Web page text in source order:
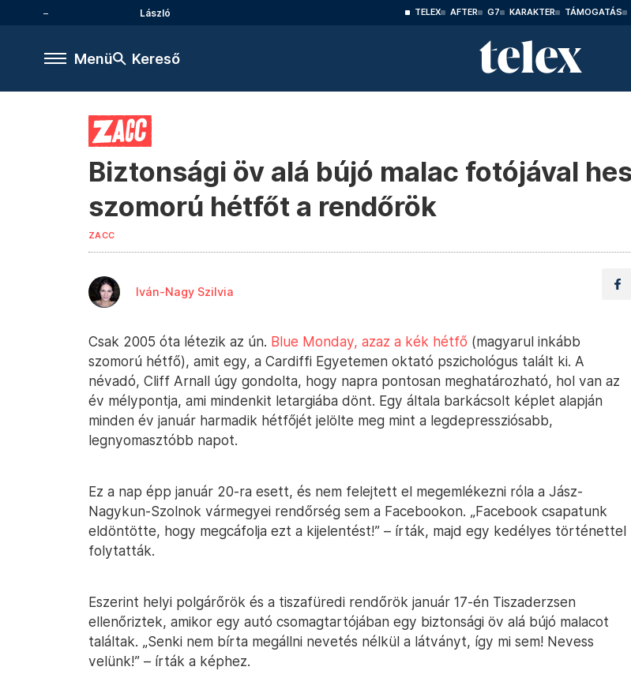
László TELEX AFTER G7 KARAKTER TÁMOGATÁS
Menü Kereső
Biztonsági öv alá bújó malac fotójával
szomorú hétfőt a rendőrök
ZACC
Iván-Nagy Szilvia
Csak 2005 óta létezik az ún. Blue Monday, azaz a kék hétfő (magyarul inkább
szomorú hétfő), amit egy, a Cardiffi Egyetemen oktató pszichológus talált ki. A
névadó, Cliff Arnall úgy gondolta, hogy napra pontosan meghatározható, hol van az
év mélypontja, ami mindenkit letargiába dönt. Egy általa barkácsolt képlet alapján
minden év január harmadik hétfőjét jelölte meg mint a legdepressziósabb,
legnyomasztóbb napot.
Ez a nap épp január 20-ra esett, és nem felejtett el megemlékezni róla a Jász-
Nagykun-Szolnok vármegyei rendőrség sem a Facebookon. „Facebook csapatunk
eldöntötte, hogy megcáfolja ezt a kijelentést!” – írták, majd egy kedélyes történettel
folytatták.
Eszerint helyi polgárőrök és a tiszafüredi rendőrök január 17-én Tiszaderzsen
ellenőriztek, amikor egy autó csomagtartójában egy biztonsági öv alá bújó malacot
találtak. „Senki nem bírta megállni nevetés nélkül a látványt, így mi sem! Nevess
velünk!” – írták a képhez.